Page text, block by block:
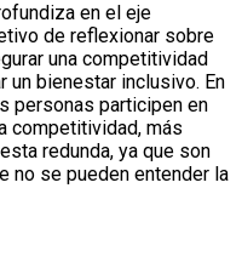
en el eje
de reflexionar sobre
una competitividad
un bienestar inclusivo. En
personas participen en
competitividad, más
redunda, ya que son
no se pueden entender la